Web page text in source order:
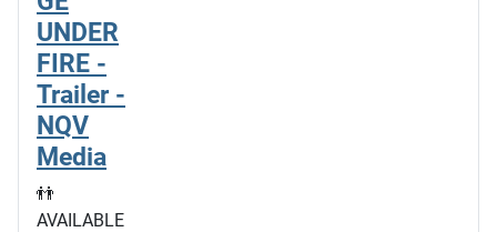
UNDER
FIRE -
Trailer -
NQV
Media
👬
AVAILABLE